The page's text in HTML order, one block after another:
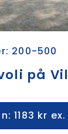
200-500
på
1183 kr